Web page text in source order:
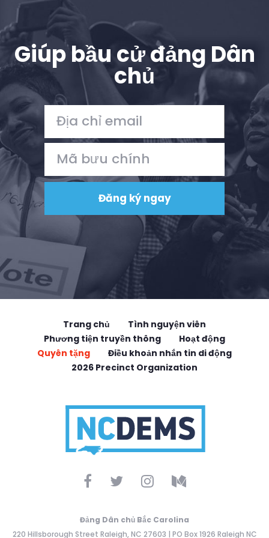
Giúp bầu cử đảng Dân
chủ
Trang chủ
Tình nguyện viên
Phương tiện truyền thông
Hoạt động
Quyên tặng
Điều khoản nhắn tin di động
2026 Precinct Organization
Đảng Dân chủ Bắc Carolina
220 Hillsborough Street Raleigh, NC 27603 | PO Box 1926 Raleigh NC